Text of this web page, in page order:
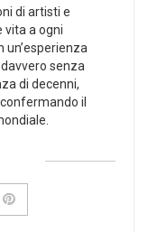
di artisti e
vita a ogni
un’esperienza
senza
⁢di decenni,
il